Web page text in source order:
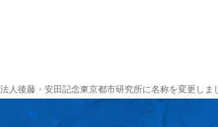
人後藤・安田記念東京都市研究所に名称を変更しま